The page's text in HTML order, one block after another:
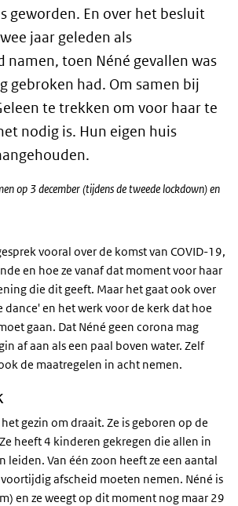
geworden. En over het besluit
jaar geleden als
namen, toen Néné gevallen was
gebroken had. Om samen bij
te trekken om voor haar te
nodig is. Hun eigen huis
op 3 december (tijdens de tweede lockdown) en
vooral over de komst van COVID-19,
en hoe ze vanaf dat moment voor haar
die dit geeft. Maar het gaat ook over
dance' en het werk voor de kerk dat hoe
gaan. Dat Néné geen corona mag
af aan als een paal boven water. Zelf
de maatregelen in acht nemen.
gezin om draait. Ze is geboren op de
heeft 4 kinderen gekregen die allen in
leiden. Van één zoon heeft ze een aantal
afscheid moeten nemen. Néné is
en ze weegt op dit moment nog maar 29